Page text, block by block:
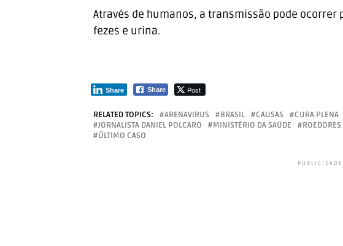
Através de humanos, a transmissão pode ocorrer
fezes e urina.
Share Post
Share
RELATED TOPICS: ARENAVIRUS BRASIL CAUSAS CURA PLENA
JORNALISTA DANIEL POLCARO
MINISTÉRIO DA SAÚDE ROEDORES
ÚLTIMO CASO
PUBLICIDADE